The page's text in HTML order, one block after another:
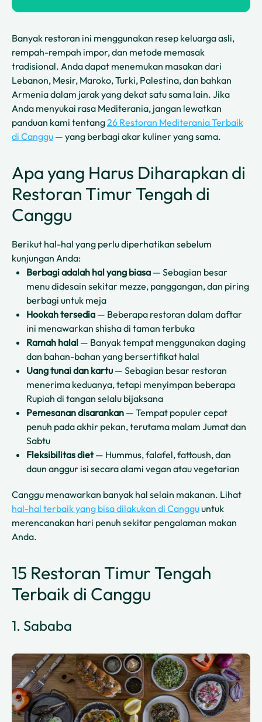
Banyak restoran ini menggunakan resep keluarga asli,
rempah-rempah impor, dan metode memasak
tradisional. Anda dapat menemukan masakan dari
Lebanon, Mesir, Maroko, Turki, Palestina, dan bahkan
Armenia dalam jarak yang dekat satu sama lain. Jika
Anda menyukai rasa Mediterania, jangan lewatkan
panduan kami tentang26 Restoran Mediterania Terbaik
di Canggu — yang berbagi akar kuliner yang sama.
Apa yang Harus Diharapkan di
Restoran Timur Tengah di
Canggu
Berikut hal-hal yang perlu diperhatikan sebelum
kunjungan Anda:
Berbagi adalah hal yang biasa — Sebagian besar
menu didesain sekitar mezze, panggangan, dan piring
berbagi untuk meja
Hookah tersedia — Beberapa restoran dalam daftar
ini menawarkan shisha di taman terbuka
Ramah halal — Banyak tempat menggunakan daging
dan bahan-bahan yang bersertifikat halal
Uang tunai dan kartu — Sebagian besar restoran
menerima keduanya, tetapi menyimpan beberapa
Rupiah di tangan selalu bijaksana
Pemesanan disarankan — Tempat populer cepat
penuh pada akhir pekan, terutama malam Jumat dan
Sabtu
Fleksibilitas diet— Hummus, falafel, fattoush, dan
daun anggur isi secara alami vegan atau vegetarian
Canggu menawarkan banyak hal selain makanan. Lihat
hal-hal terbaik yang bisa dilakukan di Cangguuntuk
merencanakan hari penuh sekitar pengalaman makan
Anda.
15 Restoran Timur Tengah
Terbaik di Canggu
1. Sababa